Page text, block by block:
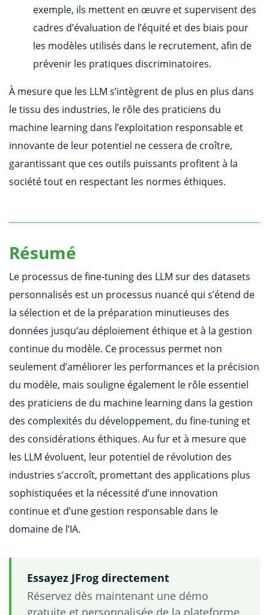
exemple, ils mettent en œuvre et supervisent des
cadres d’évaluation de l’équité et des biais pour
les modèles utilisés dans le recrutement, afin de
prévenir les pratiques discriminatoires.
À mesure que les LLM s’intègrent de plus en plus dans
le tissu des industries, le rôle des praticiens du
machine learning dans l’exploitation responsable et
innovante de leur potentiel ne cessera de croître,
garantissant que ces outils puissants profitent à la
société tout en respectant les normes éthiques.
Résumé
Le processus de fine-tuning des LLM sur des datasets
personnalisés est un processus nuancé qui s’étend de
la sélection et de la préparation minutieuses des
données jusqu’au déploiement éthique et à la gestion
continue du modèle. Ce processus permet non
seulement d’améliorer les performances et la précision
du modèle, mais souligne également le rôle essentiel
des praticiens de du machine learning dans la gestion
des complexités du développement, du fine-tuning et
des considérations éthiques. Au fur et à mesure que
les LLM évoluent, leur potentiel de révolution des
industries s’accroît, promettant des applications plus
sophistiquées et la nécessité d’une innovation
continue et d’une gestion responsable dans le
domaine de l’IA.
Essayez JFrog directement
Réservez dès maintenant une démo
gratuite et personnalisée de la plateforme